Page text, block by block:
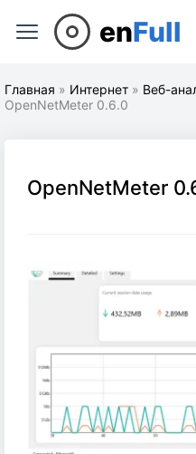
enFull
Главная » Интернет » Веб-
OpenNetMeter 0.6.0
OpenNetMeter